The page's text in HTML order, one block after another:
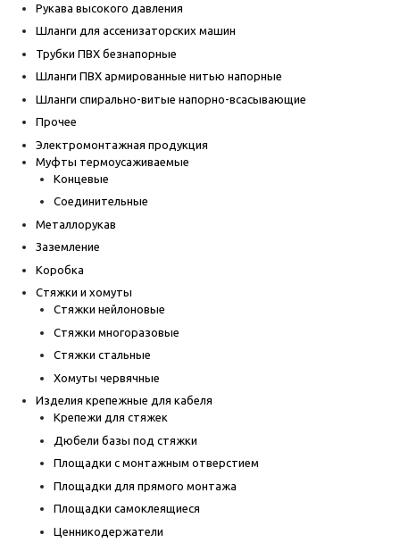
Рукава высокого давления
Шланги для ассенизаторских машин
Трубки ПВХ безнапорные
Шланги ПВХ армированные нитью напорные
Шланги спирально-витые напорно-всасывающие
Прочее
Электромонтажная продукция
Муфты термоусаживаемые
Концевые
Соединительные
Металлорукав
Заземление
Коробка
Стяжки и хомуты
Стяжки нейлоновые
Стяжки многоразовые
Стяжки стальные
Хомуты червячные
Изделия крепежные для кабеля
Крепежи для стяжек
Дюбели базы под стяжки
Площадки с монтажным отверстием
Площадки для прямого монтажа
Площадки самоклеящиеся
Ценникодержатели